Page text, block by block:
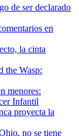
de ser declarado
en
la cinta
the Wasp:
menores:
Infantil
proyecta la
no se tiene